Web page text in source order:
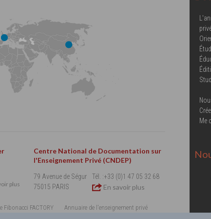
plus
Centre National de Documentation sur
l'Enseignement Privé (CNDEP)
79 Avenue de Ségur
75015 PARIS
Tél. :+33 (0)1 47 05 32 68
En savoir plus
Fibonacci FACTORY
Annuaire de l'enseignement privé
Me